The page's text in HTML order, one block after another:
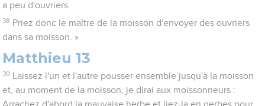
a peu d'ouvriers.
38 Priez donc le maître de la moisson d'envoyer des ouvriers
dans sa moisson. »
Matthieu 13
30
Laissez l'un et l'autre pousser ensemble jusqu'à la moisson
et, au moment de la moisson, je dirai aux moissonneurs :